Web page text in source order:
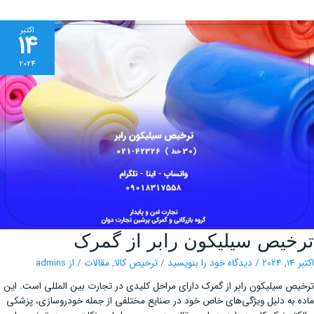
سیلیکون رابر از گمرک
/دیدگاه‌ خود را بنویسید/ترخیص کالا ,مقالات/ از admins
سیلیکون رابر از گمرک دارای مراحل کلیدی در تجارت بین‌ المللی است. این
به دلیل ویژگی‌های خاص خود در صنایع مختلفی از جمله خودروسازی، پزشکی
ترخیص
سیلیکون
رابر
از
گمرک
14
2024